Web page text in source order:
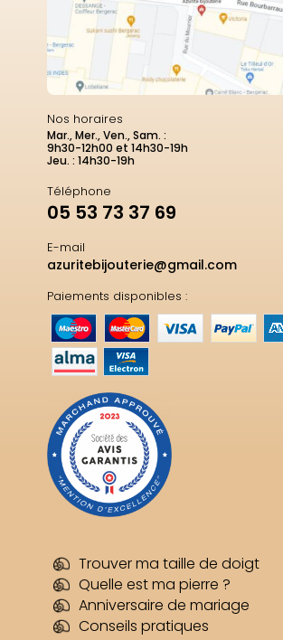
Nos horaires
Mar., Mer., Ven., Sam. :
9h30-12h00 et 14h30-19h
Jeu. : 14h30-19h
Téléphone
05 53 73 37 69
E-mail
azuritebijouterie@gmail.com
Paiements disponibles :
Trouver ma taille de doigt
Quelle est ma pierre ?
Anniversaire de mariage
Conseils pratiques